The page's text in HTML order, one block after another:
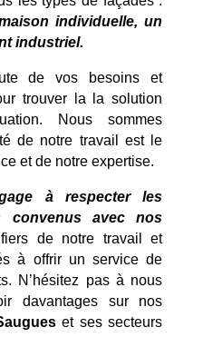
individuelle, un
industriel.
de vos besoins et
trouver la la solution
Nous sommes
de notre travail est le
et de notre expertise.
à respecter les
convenus avec nos
de notre travail et
à offrir un service de
N’hésitez pas à nous
davantages sur nos
et ses secteurs